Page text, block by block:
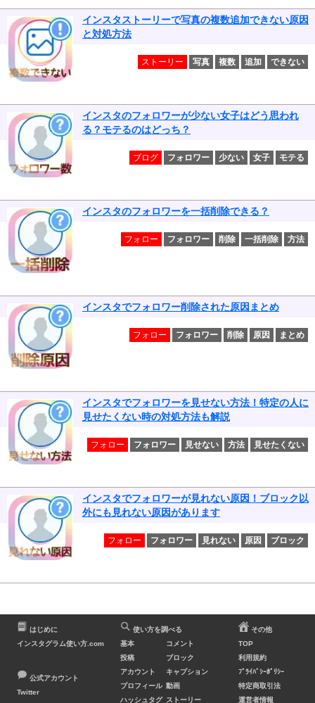
インスタストーリーで写真の複数追加できない原因
と対処方法
ストーリー 写真 複数 追加 できない
インスタのフォロワーが少ない女子はどう思われ
る？モテるのはどっち？
ブログ フォロワー 少ない 女子 モテる
インスタのフォロワーを一括削除できる？
フォロー フォロワー 削除 一括削除 方法
インスタでフォロワー削除された原因まとめ
フォロー フォロワー 削除 原因 まとめ
インスタでフォロワーを見せない方法！特定の人に
見せたくない時の対処方法も解説
フォロー フォロワー 見せない 方法 見せたくない
インスタでフォロワーが見れない原因！ブロック以
外にも見れない原因があります
フォロー フォロワー 見れない 原因 ブロック
はじめに
インスタグラム使い方.com
公式アカウント
Twitter
使い方を調べる
基本
投稿
アカウント
プロフィール
ハッシュタグ
コメント
ブロック
キャプション
動画
ストーリー
その他
TOP
利用規約
ﾌﾟﾗｲﾊﾞｼｰﾎﾟﾘｼｰ
特定商取引法
運営者情報